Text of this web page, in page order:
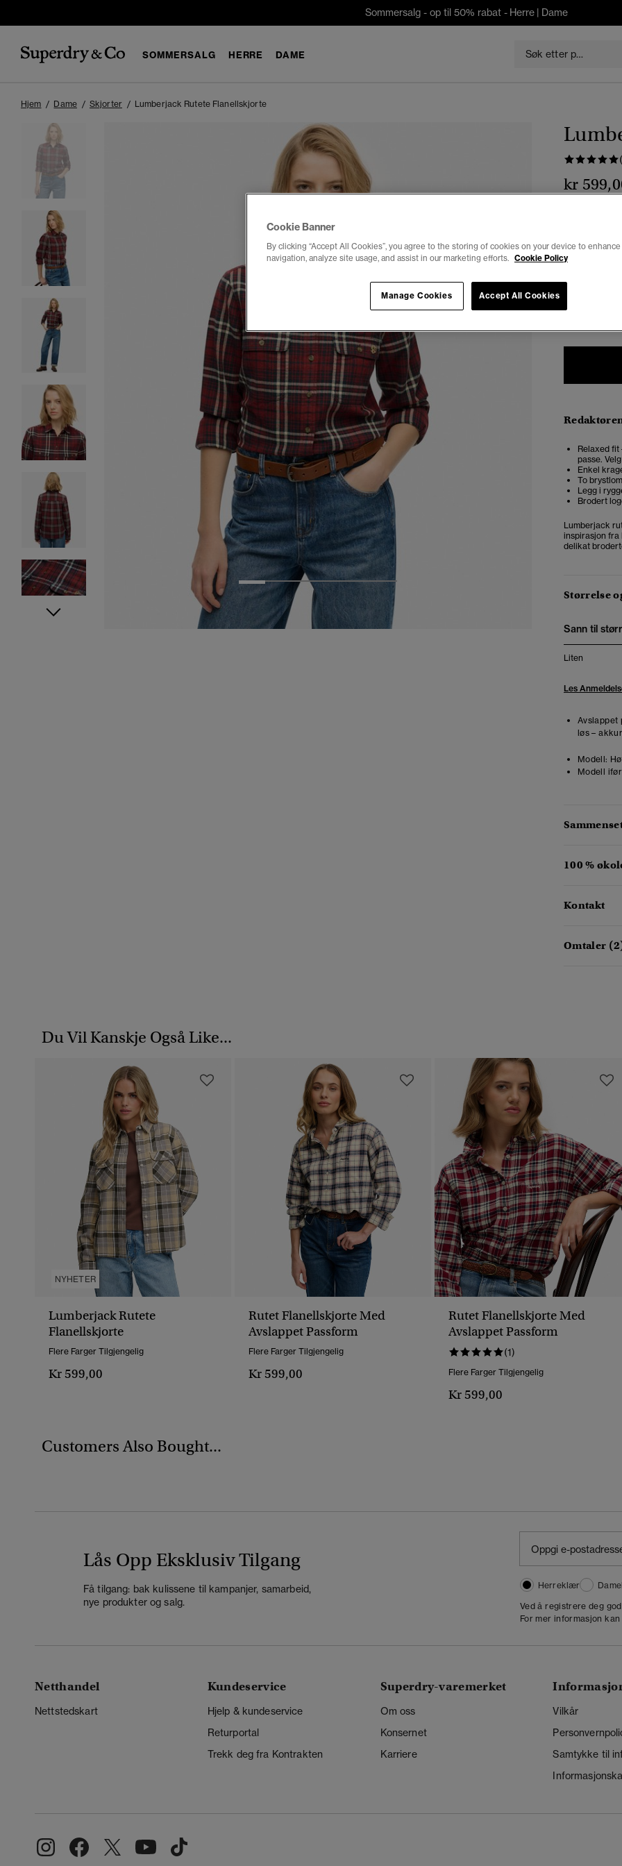
Sommersalg - op til 50% rabat - Herre | Dame
SOMMERSALG HERRE DAME
Hjem Dame Skjorter Lumberjack Rutete Flanellskjorte
2
kr
Velg
Relaxed
passe.
Enkel
To
Legg i
Brodert
Lumberjack
inspirasjon fra
delikat
Størrelse
Sann til
Liten
Les
Avslappet
løs –
Modell:
Modell
100 %
Kontakt
Omtaler
Du Vil Kanskje Også Like...
NYHETER
Lumberjack Rutete
Flanellskjorte
Flere Farger Tilgjengelig
Kr 599,00
Rutet Flanellskjorte Med
Avslappet Passform
Flere Farger Tilgjengelig
Kr 599,00
Rutet Flanellskjorte Med
Avslappet Passform
(1)
Flere Farger Tilgjengelig
Kr 599,00
Customers Also Bought...
Lås Opp Eksklusiv Tilgang
Få tilgang: bak kulissene til kampanjer, samarbeid,
nye produkter og salg.
Herreklær
Ved å registrere deg
For mer informasjon
Netthandel
Nettstedskart
Kundeservice
Hjelp & kundeservice
Returportal
Trekk deg fra Kontrakten
Superdry-varemerket
Om oss
Konsernet
Karriere
Vilkår
Samtykke til
Cookie Banner
By clicking “Accept All Cookies”, you agree to the storing of cookies on your device to
navigation, analyze site usage, and assist in our marketing efforts. Cookie Policy
Accept All Cookies
Manage Cookies